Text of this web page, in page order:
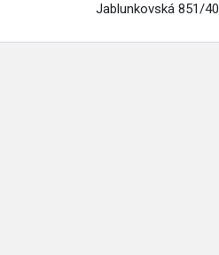
Jablunkovská 851/40